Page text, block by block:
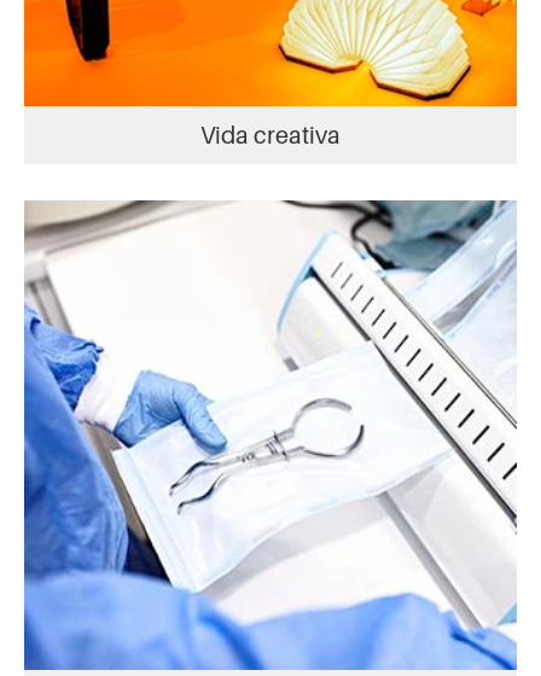
Vida creativa